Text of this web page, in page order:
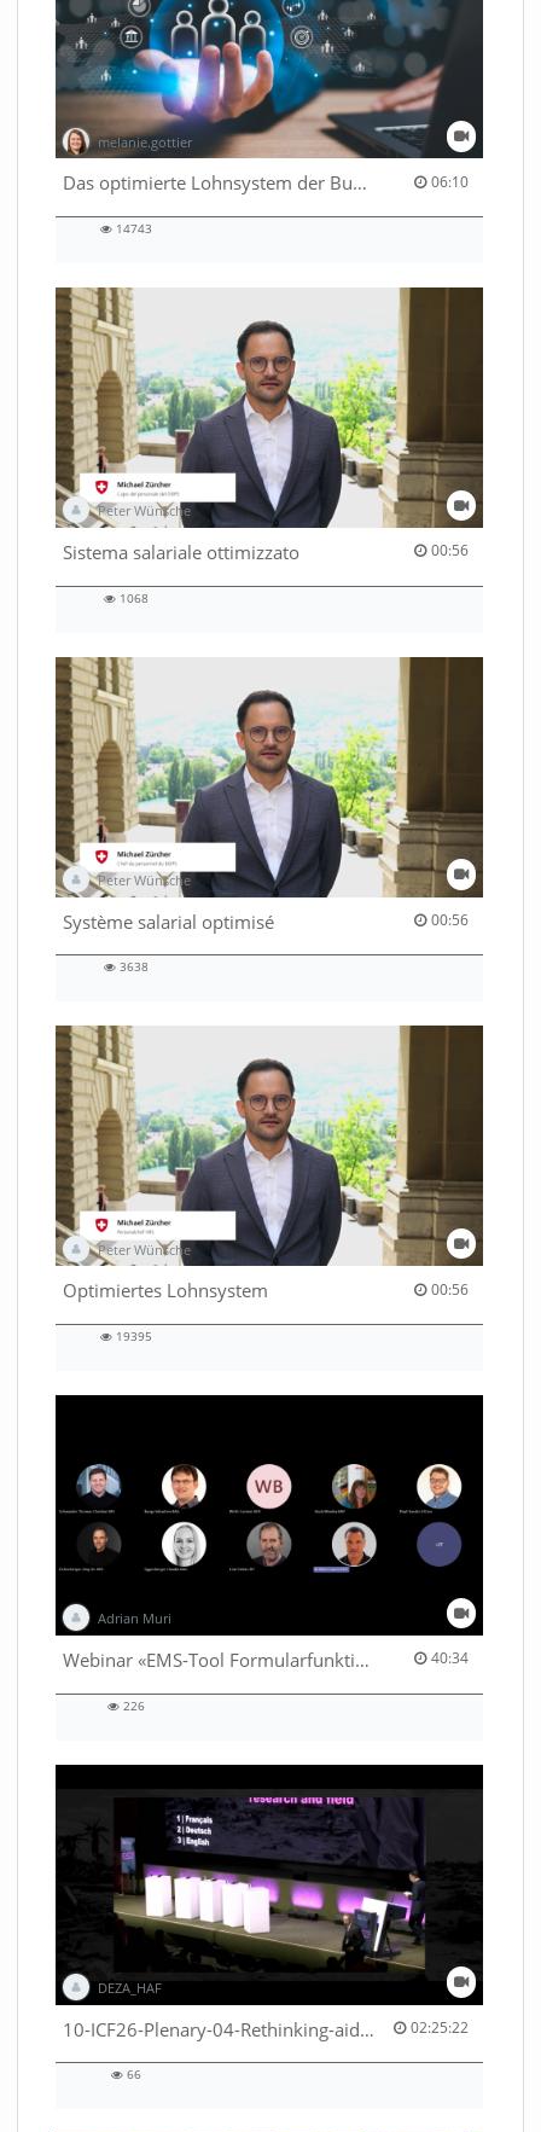
melanie.gottier
Das optimierte Lohnsystem der Bundesverwaltung 06:10
06:10 duration
14743
Peter Wünsche
Sistema salariale ottimizzato 00:56
00:56 duration
1068
Peter Wünsche
Système salarial optimisé 00:56
00:56 duration
3638
Peter Wünsche
Optimiertes Lohnsystem 00:56
00:56 duration
19395
Adrian Muri
Webinar «EMS-Tool Formularfunktion» 40:34
40:34 duration
226
DEZA_HAF
10-ICF26-Plenary-04-Rethinking-aid-deliveries-for-greater-impact-with-existing-resources-53529531710001791 02:25:22
02:25:22 duration
66